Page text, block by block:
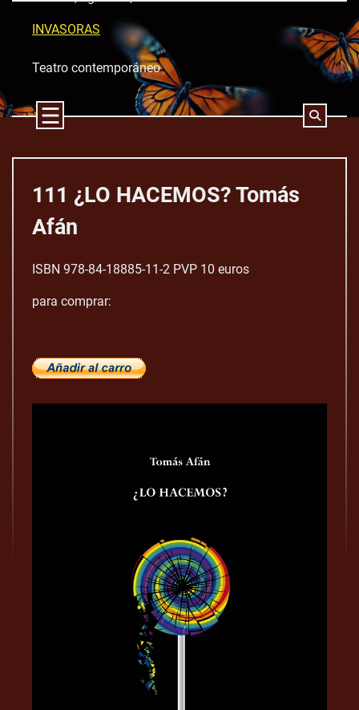
INVASORAS
Teatro contemporáneo
111 ¿LO HACEMOS? Tomás
Afán
ISBN 978-84-18885-11-2 PVP 10 euros
para comprar: